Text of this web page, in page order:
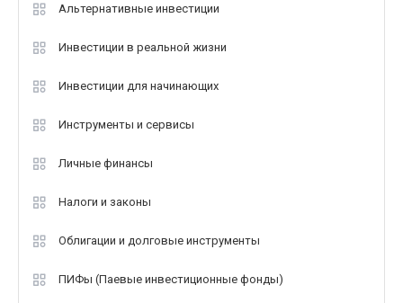
Альтернативные инвестиции
Инвестиции в реальной жизни
Инвестиции для начинающих
Инструменты и сервисы
Личные финансы
Налоги и законы
Облигации и долговые инструменты
ПИФы (Паевые инвестиционные фонды)